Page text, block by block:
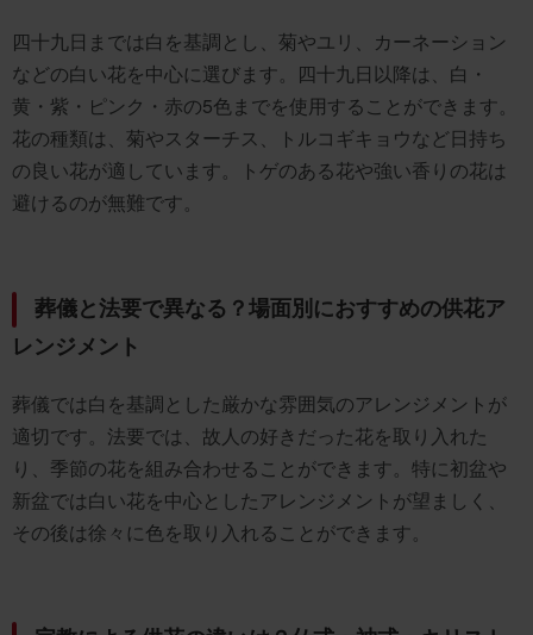
四十九日までは白を基調とし、菊やユリ、カーネーション
などの白い花を中心に選びます。四十九日以降は、白・
黄・紫・ピンク・赤の5色までを使用することができます。
花の種類は、菊やスターチス、トルコギキョウなど日持ち
の良い花が適しています。トゲのある花や強い香りの花は
避けるのが無難です。
葬儀と法要で異なる？場面別におすすめの供花ア
レンジメント
葬儀では白を基調とした厳かな雰囲気のアレンジメントが
適切です。法要では、故人の好きだった花を取り入れた
り、季節の花を組み合わせることができます。特に初盆や
新盆では白い花を中心としたアレンジメントが望ましく、
その後は徐々に色を取り入れることができます。